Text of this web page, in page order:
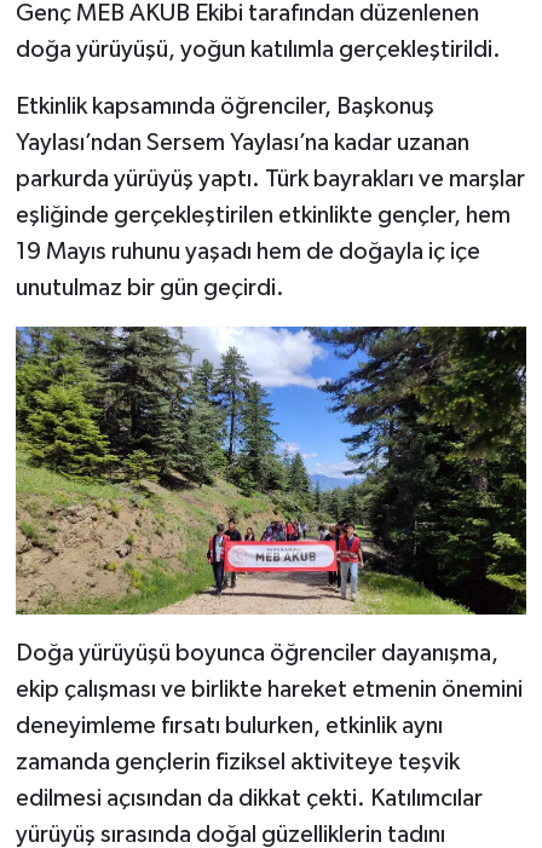
Genç MEB AKUB Ekibi tarafından düzenlenen
doğa yürüyüşü, yoğun katılımla gerçekleştirildi.
Etkinlik kapsamında öğrenciler, Başkonuş
Yaylası’ndan Sersem Yaylası’na kadar uzanan
parkurda yürüyüş yaptı. Türk bayrakları ve marşlar
eşliğinde gerçekleştirilen etkinlikte gençler, hem
19 Mayıs ruhunu yaşadı hem de doğayla iç içe
unutulmaz bir gün geçirdi.
Doğa yürüyüşü boyunca öğrenciler dayanışma,
ekip çalışması ve birlikte hareket etmenin önemini
deneyimleme fırsatı bulurken, etkinlik aynı
zamanda gençlerin fiziksel aktiviteye teşvik
edilmesi açısından da dikkat çekti. Katılımcılar
yürüyüş sırasında doğal güzelliklerin tadını